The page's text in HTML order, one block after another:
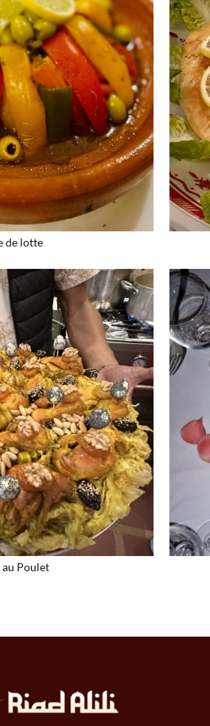
de lotte
au Poulet